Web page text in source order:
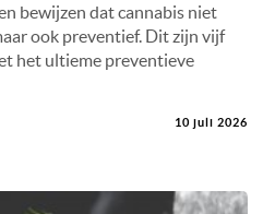
bewijzen dat cannabis niet
ook preventief. Dit zijn vijf
het ultieme preventieve
10 juli 2026